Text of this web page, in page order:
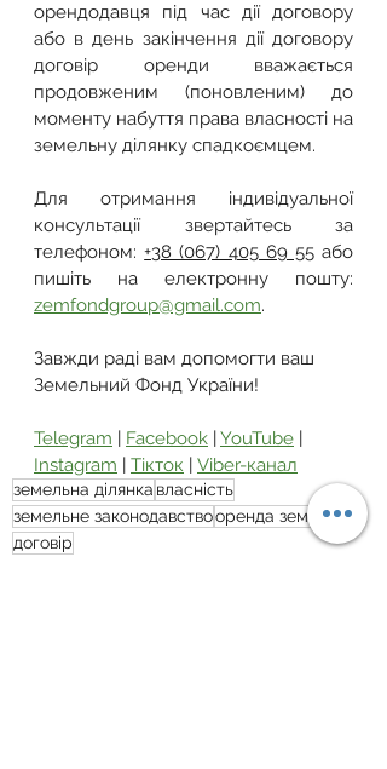
орендодавця під час дії договору
або в день закінчення дії договору
договір оренди вважається
продовженим (поновленим) до
моменту набуття права власності на
земельну ділянку спадкоємцем.
Для отримання індивідуальної
консультації звертайтесь за
телефоном: +38 (067) 405 69 55 або
zemfondgroup@gmail.com.
Завжди раді вам допомогти ваш
Земельний Фонд України!
Telegram | Facebook | YouTube |
Instagram | Тікток | Viber-канал
земельна ділянка власність
земельне законодавствооренда землі
договір